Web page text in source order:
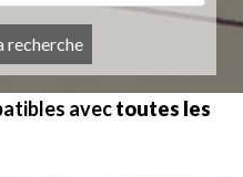
recherche
avectoutes les